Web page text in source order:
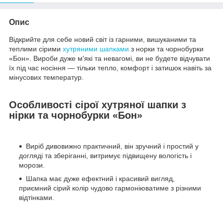
Опис
Відкрийте для себе новий світ із гарними, вишуканими та
теплими сірими хутряними шапками з норки та чорнобурки
«Бон». Вироби дуже м'які та невагомі, ви не будете відчувати
їх під час носіння — тільки тепло, комфорт і затишок навіть за
мінусових температур.
Особливості сірої хутряної шапки з
нірки та чорнобурки «Бон»
Виріб дивовижно практичний, він зручний і простий у
догляді та зберіганні, витримує підвищену вологість і
морози.
Шапка має дуже ефектний і красивий вигляд,
приємний сірий колір чудово гармоніюватиме з різними
відтінками.